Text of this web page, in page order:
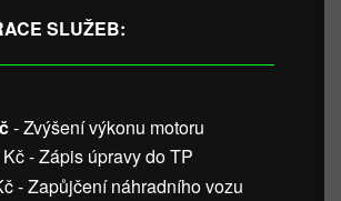
SLUŽEB:
- Zvýšení výkonu motoru
Kč - Zápis úpravy do TP
- Zapůjčení náhradního vozu